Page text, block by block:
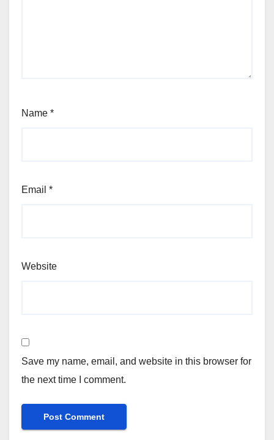
Name *
Email *
Website
Save my name, email, and website in this browser for
the next time I comment.